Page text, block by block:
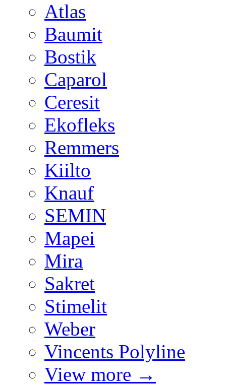
Atlas
Baumit
Bostik
Caparol
Ceresit
Ekofleks
Remmers
Kiilto
Knauf
SEMIN
Mapei
Mira
Sakret
Stimelit
Weber
Vincents Polyline
View more →